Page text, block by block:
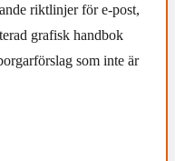
riktlinjer för e-post,
grafisk handbok
som inte är